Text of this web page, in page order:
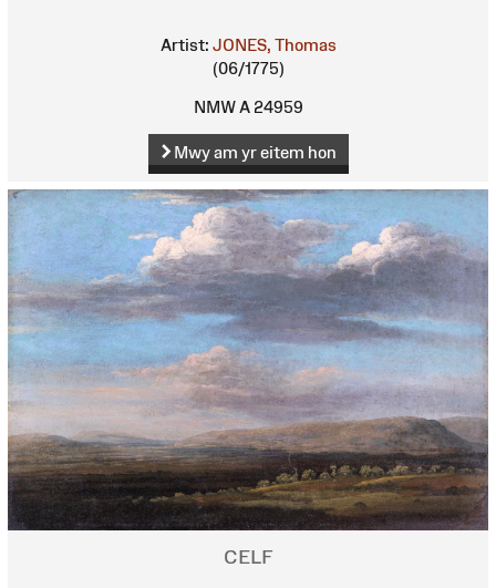
Artist: JONES, Thomas
(06/1775)
NMW A 24959
Mwy am yr eitem hon
CELF